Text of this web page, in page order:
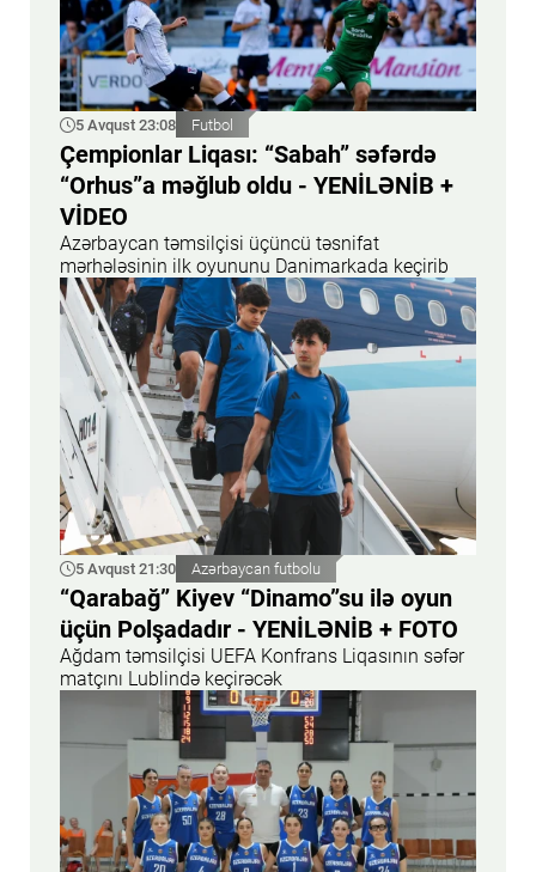
5 Avqust 23:08 Futbol
Çempionlar Liqası: “Sabah” səfərdə
“Orhus”a məğlub oldu - YENİLƏNİB +
VİDEO
Azərbaycan təmsilçisi üçüncü təsnifat
mərhələsinin ilk oyununu Danimarkada keçirib
5 Avqust 21:30 Azərbaycan futbolu
“Qarabağ” Kiyev “Dinamo”su ilə oyun
üçün Polşadadır - YENİLƏNİB + FOTO
Ağdam təmsilçisi UEFA Konfrans Liqasının səfər
matçını Lublində keçirəcək